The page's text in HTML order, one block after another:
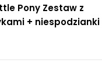
Pony Zestaw z
+ niespodzianki